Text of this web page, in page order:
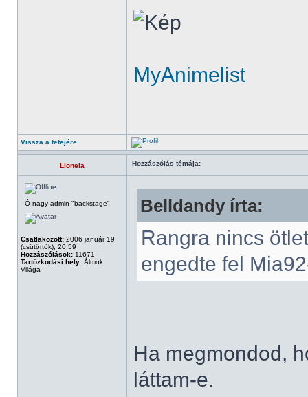
MyAnimelist
Vissza a tetejére
Lionela Hozzászólás témája:
Ó-nagy-admin "backstage"
Csatlakozott: 2006 január 19
(csütörtök), 20:59
Hozzászólások: 11671
Tartózkodási hely: Álmok
Világa
Belldandy írta:
Rangra nincs
engedte fel
Ha megmondod,
láttam-e.